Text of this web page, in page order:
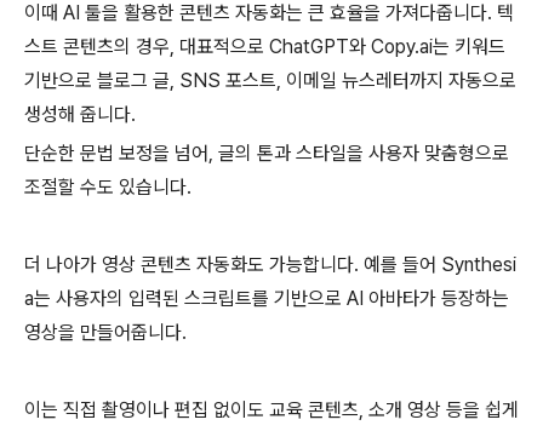
이때 AI 툴을 활용한 콘텐츠 자동화는 큰 효율을 가져다줍니다. 텍
스트 콘텐츠의 경우, 대표적으로 ChatGPT와 Copy.ai는 키워드
기반으로 블로그 글, SNS 포스트, 이메일 뉴스레터까지 자동으로
생성해 줍니다.
단순한 문법 보정을 넘어, 글의 톤과 스타일을 사용자 맞춤형으로
조절할 수도 있습니다.
더 나아가 영상 콘텐츠 자동화도 가능합니다. 예를 들어 Synthesi
a는 사용자의 입력된 스크립트를 기반으로 AI 아바타가 등장하는
영상을 만들어줍니다.
이는 직접 촬영이나 편집 없이도 교육 콘텐츠, 소개 영상 등을 쉽게